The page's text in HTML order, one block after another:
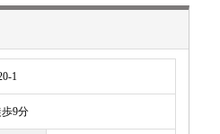
1
9分